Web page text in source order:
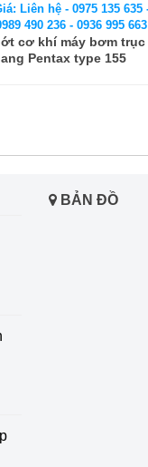
Liên hệ - 0975 135 635
0989 490 236 - 0936 995 663
máy bơm trục đứng
cơ khí) bơm
BẢN ĐỒ